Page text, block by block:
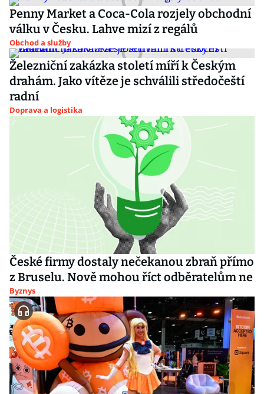
Penny Market a Coca-Cola rozjely obchodní
válku v Česku. Lahve mizí z regálů
Obchod a služby
Železniční zakázka století míří k Českým
drahám. Jako vítěze je schválili středočeští
radní
Doprava a logistika
České firmy dostaly nečekanou zbraň přímo
z Bruselu. Nově mohou říct odběratelům ne
Byznys